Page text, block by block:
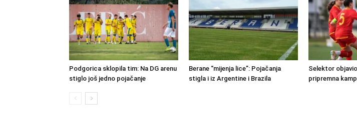
Podgorica sklopila tim: Na DG arenu
stiglo još jedno pojačanje
Berane “mijenja lice”: Pojačanja
stigla i iz Argentine i Brazila
Selektor
pripremna